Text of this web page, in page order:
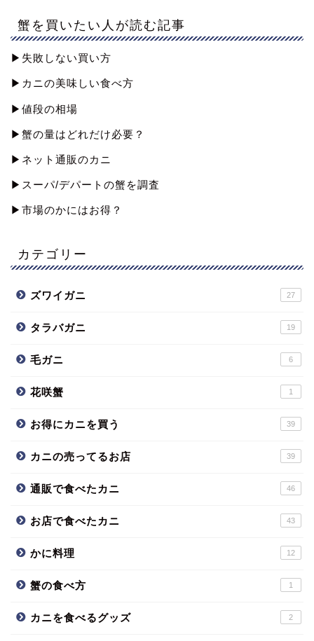
蟹を買いたい人が読む記事
▶︎失敗しない買い方
▶︎カニの美味しい食べ方
▶︎値段の相場
▶︎蟹の量はどれだけ必要？
▶︎ネット通販のカニ
▶︎スーパ/デパートの蟹を調査
▶︎市場のかにはお得？
カテゴリー
ズワイガニ 27
タラバガニ 19
毛ガニ 6
花咲蟹 1
お得にカニを買う 39
カニの売ってるお店 39
通販で食べたカニ 46
お店で食べたカニ 43
かに料理 12
蟹の食べ方 1
カニを食べるグッズ 2